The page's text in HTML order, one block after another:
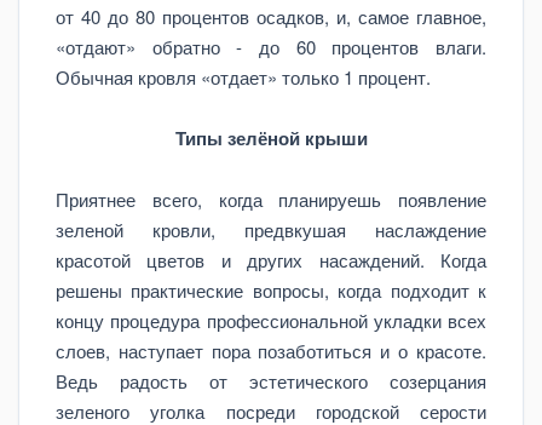
от 40 до 80 процентов осадков, и, самое главное,
«отдают» обратно - до 60 процентов влаги.
Обычная кровля «отдает» только 1 процент.
Типы зелёной крыши
Приятнее всего, когда планируешь появление
зеленой кровли, предвкушая наслаждение
красотой цветов и других насаждений. Когда
решены практические вопросы, когда подходит к
концу процедура профессиональной укладки всех
слоев, наступает пора позаботиться и о красоте.
Ведь радость от эстетического созерцания
зеленого уголка посреди городской серости